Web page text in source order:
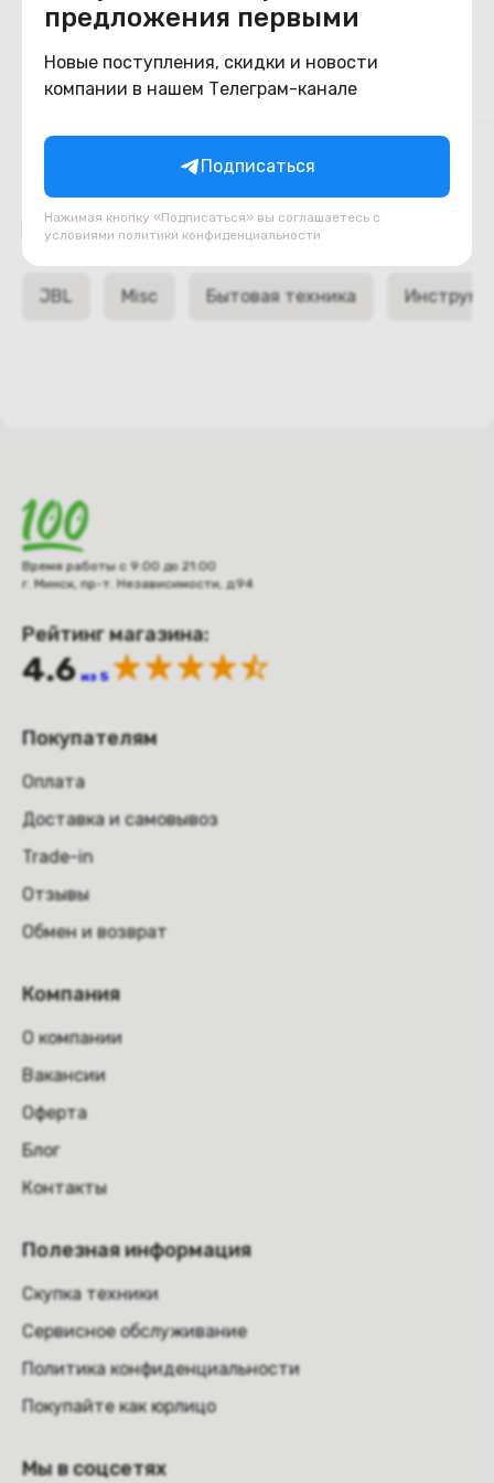
предложения первыми
Новые поступления, скидки и новости
компании в нашем Телеграм-канале
Подписаться
Нажимая кнопку «Подписаться» вы соглашаетесь с
условиями политики конфиденциальности
FF01
В корзину
70
машина,
В корзину
Подборки товаров в категории
JBL Misc Бытовая техника
Время работы с 9:00 до 21:00
г. Минск, пр-т. Независимости, д.94
Рейтинг магазина:
4.6 из 5
Покупателям
Оплата
Доставка и самовывоз
Trade-in
Отзывы
Обмен и возврат
Компания
О компании
Вакансии
Оферта
Блог
Контакты
Полезная информация
Скупка техники
Сервисное обслуживание
Политика конфиденциальности
Покупайте как юрлицо
Мы в соцсетях